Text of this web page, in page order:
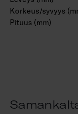
Korkeus/syvyys
Pituus (mm)